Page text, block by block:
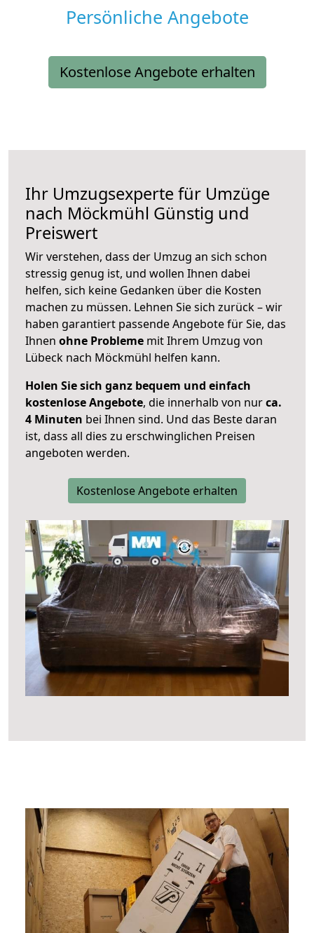
Persönliche Angebote
Kostenlose Angebote erhalten
Ihr Umzugsexperte für Umzüge
nach Möckmühl Günstig und
Preiswert
Wir verstehen, dass der Umzug an sich schon
stressig genug ist, und wollen Ihnen dabei
helfen, sich keine Gedanken über die Kosten
machen zu müssen. Lehnen Sie sich zurück – wir
haben garantiert passende Angebote für Sie, das
Ihnen ohne Probleme mit Ihrem Umzug von
Lübeck nach Möckmühl helfen kann.
Holen Sie sich ganz bequem und einfach
kostenlose Angebote, die innerhalb von nurca.
4 Minuten bei Ihnen sind. Und das Beste daran
ist, dass all dies zu erschwinglichen Preisen
angeboten werden.
Kostenlose Angebote erhalten